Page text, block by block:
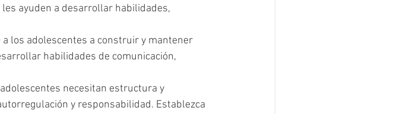
ayuden a desarrollar habilidades,
a los adolescentes a construir y mantener
habilidades de comunicación,
necesitan estructura y
y responsabilidad. Establezca